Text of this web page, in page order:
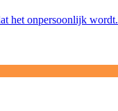
het onpersoonlijk wordt.